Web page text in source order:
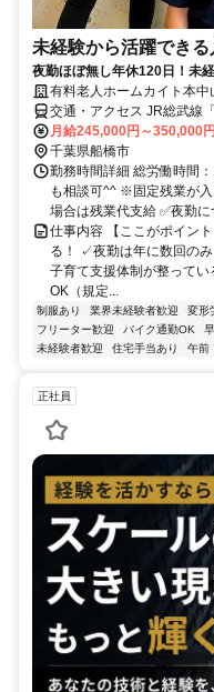
未経験から活躍でき
夜勤ほぼ無し年休120日！未
有料老人ホームカイト本中
交通・アクセス JR総武線
月給245,000円～350,000円
千葉県船橋市
勤務時間詳細 総労働時間
も相談可^^ ※固定残業が
場合は残業代支給 ✅夜勤
仕事内容 【ここがポイン
る！ ✓夜勤は年に数回の
子育て支援体制が整って
OK（規定...
制服あり 業界未経験者歓迎 変形
フリーター歓迎
バイク通勤OK
未経験者歓迎
住宅手当あり 午前
正社員